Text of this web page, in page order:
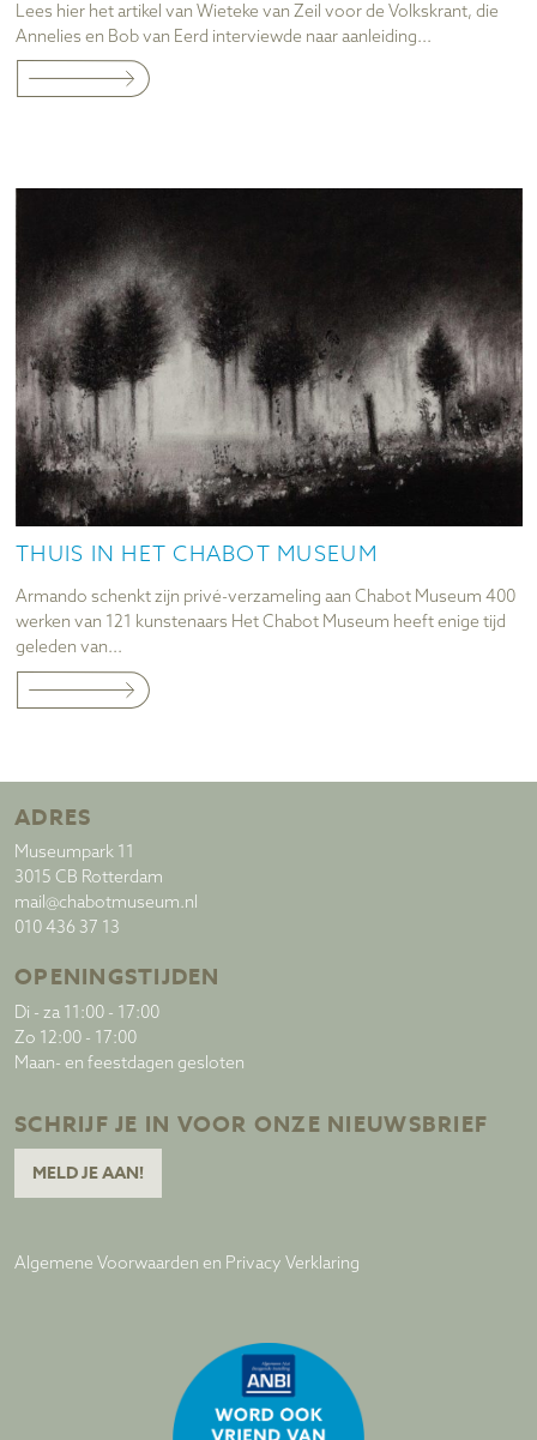
Lees hier het artikel van Wieteke van Zeil voor de Volkskrant, die
Annelies en Bob van Eerd interviewde naar aanleiding...
THUIS IN HET CHABOT MUSEUM
Armando schenkt zijn privé-verzameling aan Chabot Museum 400
werken van 121 kunstenaars Het Chabot Museum heeft enige tijd
geleden van...
ADRES
Museumpark 11
3015 CB Rotterdam
mail@chabotmuseum.nl
010 436 37 13
OPENINGSTIJDEN
Di - za 11:00 - 17:00
Zo 12:00 - 17:00
Maan- en feestdagen gesloten
SCHRIJF JE IN VOOR ONZE NIEUWSBRIEF
MELD JE AAN!
Algemene Voorwaarden en Privacy Verklaring